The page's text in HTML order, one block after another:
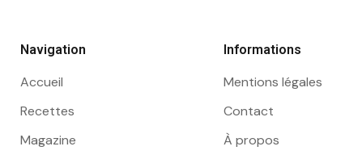
Navigation
Accueil
Recettes
Magazine
Informations
Mentions légales
Contact
À propos